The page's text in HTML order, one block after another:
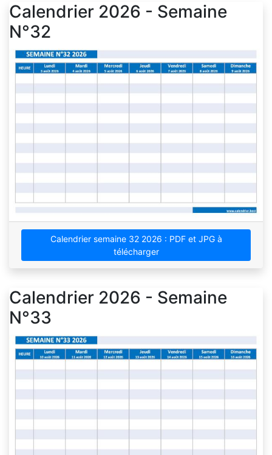
Calendrier 2026 - Semaine
N°32
Calendrier semaine 32 2026 : PDF et JPG à
télécharger
Calendrier 2026 - Semaine
N°33